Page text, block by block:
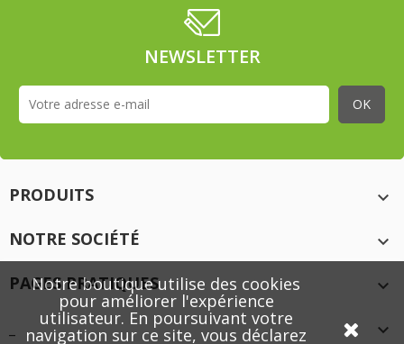
NEWSLETTER
PRODUITS

NOTRE SOCIÉTÉ

PAGES PRATIQUES


Notre boutique utilise des cookies
pour améliorer l'expérience
utilisateur. En poursuivant votre
navigation sur ce site, vous déclarez